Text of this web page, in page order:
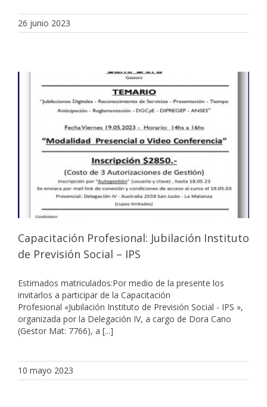
26 junio 2023
Capacitación Profesional: Jubilación Instituto
de Previsión Social – IPS
Estimados matriculados:Por medio de la presente los
invitarlos a participar de la Capacitación
Profesional «Jubilación Instituto de Previsión Social - IPS »,
organizada por la Delegación IV, a cargo de Dora Cano
(Gestor Mat: 7766), a [...]
10 mayo 2023